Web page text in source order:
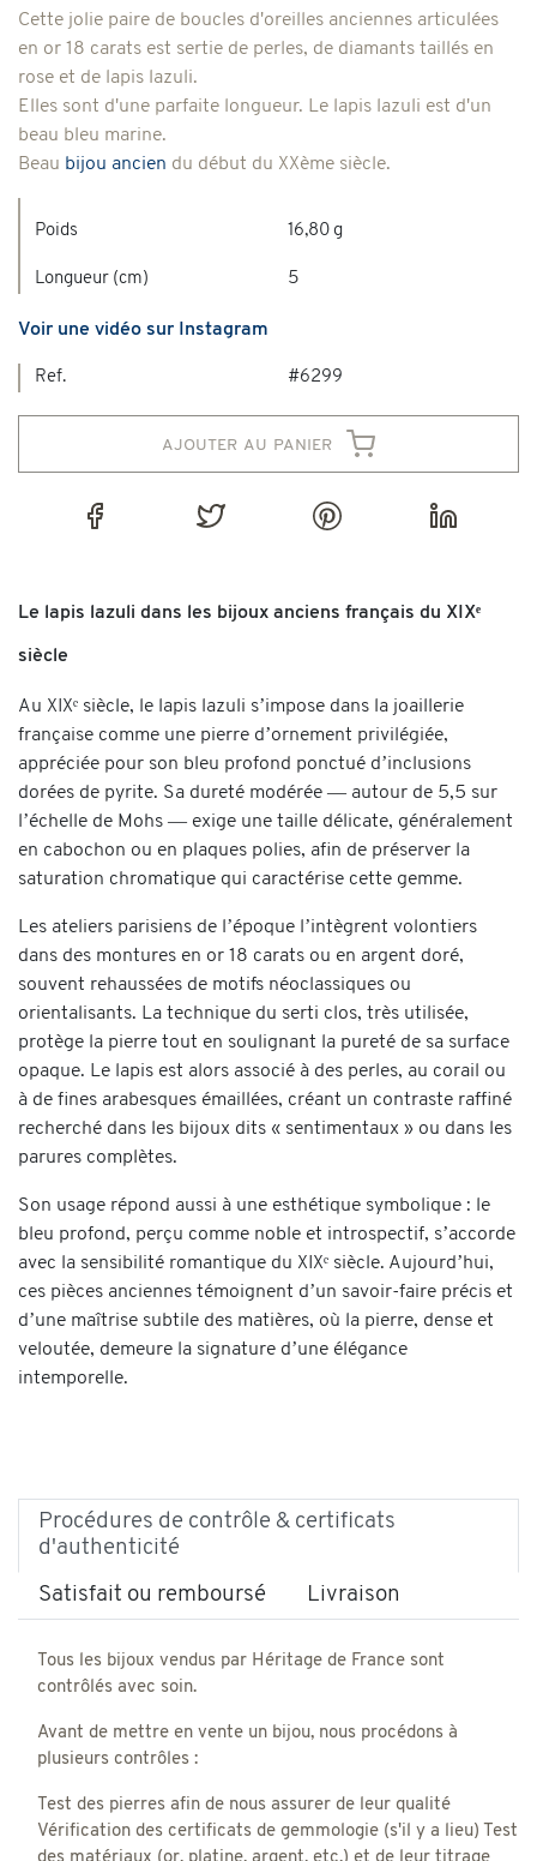
Cette jolie paire de boucles d'oreilles anciennes articulées
en or 18 carats est sertie de perles, de diamants taillés en
rose et de lapis lazuli.
Elles sont d'une parfaite longueur. Le lapis lazuli est d'un
beau bleu marine.
Beau bijou ancien du début du XXème siècle.
Poids 16,80 g
Longueur (cm) 5
Voir une vidéo sur Instagram
Ref. #6299
ajouter au panier
Le lapis lazuli dans les bijoux anciens français du XIXᵉ
siècle
Au XIXᵉ siècle, le lapis lazuli s’impose dans la joaillerie
française comme une pierre d’ornement privilégiée,
appréciée pour son bleu profond ponctué d’inclusions
dorées de pyrite. Sa dureté modérée — autour de 5,5 sur
l’échelle de Mohs — exige une taille délicate, généralement
en cabochon ou en plaques polies, afin de préserver la
saturation chromatique qui caractérise cette gemme.
Les ateliers parisiens de l’époque l’intègrent volontiers
dans des montures en or 18 carats ou en argent doré,
souvent rehaussées de motifs néoclassiques ou
orientalisants. La technique du serti clos, très utilisée,
protège la pierre tout en soulignant la pureté de sa surface
opaque. Le lapis est alors associé à des perles, au corail ou
à de fines arabesques émaillées, créant un contraste raffiné
recherché dans les bijoux dits « sentimentaux » ou dans les
parures complètes.
Son usage répond aussi à une esthétique symbolique : le
bleu profond, perçu comme noble et introspectif, s’accorde
avec la sensibilité romantique du XIXᵉ siècle. Aujourd’hui,
ces pièces anciennes témoignent d’un savoir-faire précis et
d’une maîtrise subtile des matières, où la pierre, dense et
veloutée, demeure la signature d’une élégance
intemporelle.
Procédures de contrôle & certificats
d'authenticité
Satisfait ou remboursé Livraison
Tous les bijoux vendus par Héritage de France sont
contrôlés avec soin.
Avant de mettre en vente un bijou, nous procédons à
plusieurs contrôles :
Test des pierres afin de nous assurer de leur qualité
Vérification des certificats de gemmologie (s'il y a lieu) Test